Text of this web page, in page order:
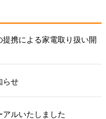
携による家電取り扱い開
らせ
ルいたしました